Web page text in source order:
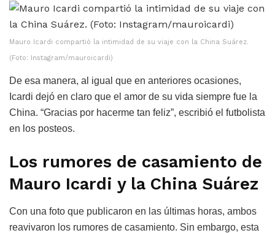
Mauro Icardi compartió la intimidad de su viaje con la China Suárez.
(Foto: Instagram/mauroicardi)
De esa manera, al igual que en anteriores ocasiones,
Icardi dejó en claro que el amor de su vida siempre fue la
China. “Gracias por hacerme tan feliz”, escribió el futbolista
en los posteos.
Los rumores de casamiento de
Mauro Icardi y la China Suárez
Con una foto que publicaron en las últimas horas, ambos
reavivaron los rumores de casamiento. Sin embargo, esta